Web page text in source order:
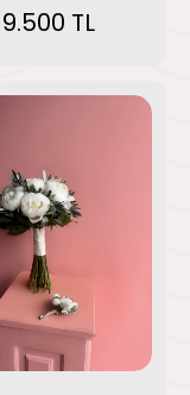
9.500 TL